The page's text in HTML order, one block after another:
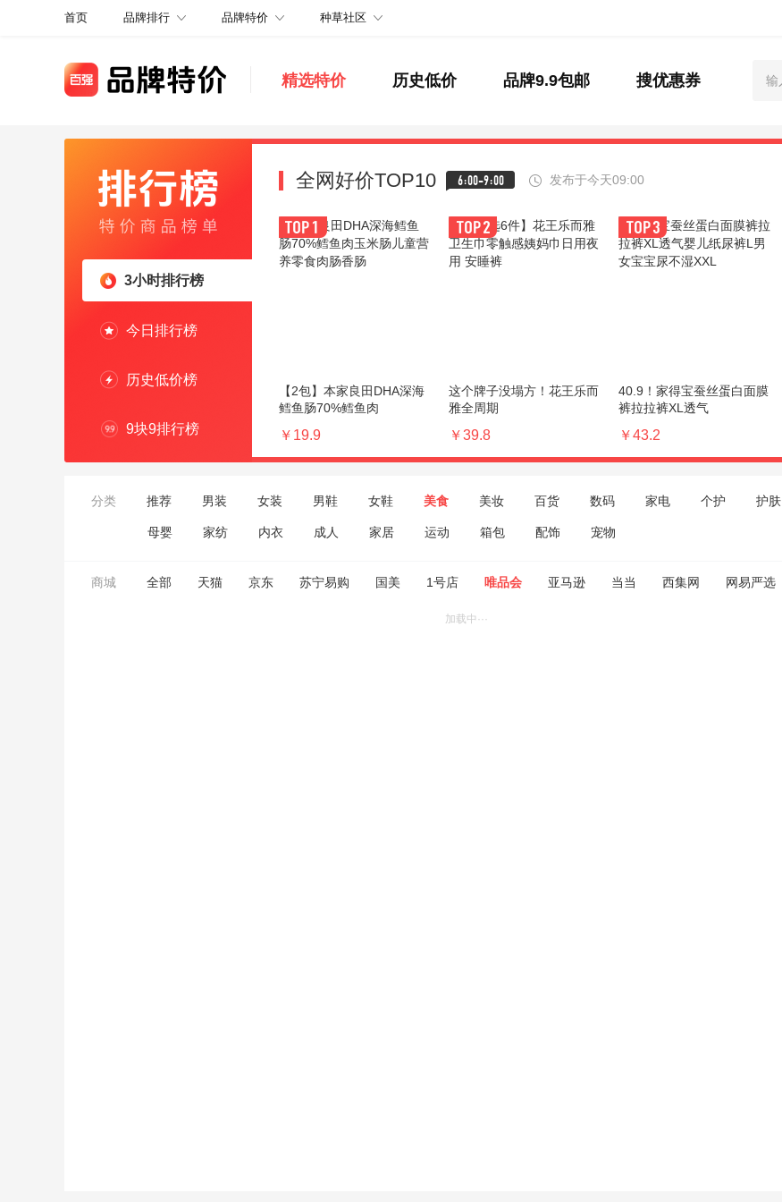
首页 品牌排行 品牌特价 种草社区
精选特价 历史低价 品牌9.9包邮 搜优惠券
3小时排行榜
今日排行榜
历史低价榜
9块9排行榜
全网好价TOP10 6:00-9:00 发布于今天09:00
【2包】本家良田DHA深海
鳕鱼肠70%鳕鱼肉
￥19.9
这个牌子没塌方！花王乐而
雅全周期
￥39.8
40.9！家得宝蚕丝蛋白面膜
裤拉拉裤XL透气
￥43.2
分类 推荐 男装 女装 男鞋 女鞋 美食 美妆 百货 数码 家电 个护 护肤
母婴 家纺 内衣 成人 家居 运动 箱包 配饰 宠物
商城 全部 天猫 京东 苏宁易购 国美 1号店 唯品会 亚马逊 当当 西集网 网易严选
加载中···